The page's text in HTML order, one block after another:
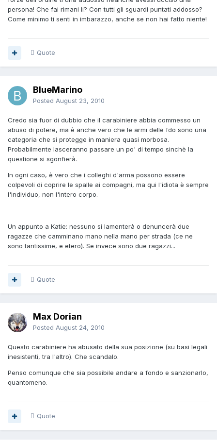
persona! Che fai rimani li? Con tutti gli sguardi puntati addosso?
Come minimo ti senti in imbarazzo, anche se non hai fatto niente!
Quote
BlueMarino
Posted August 23, 2010
Credo sia fuor di dubbio che il carabiniere abbia commesso un
abuso di potere, ma è anche vero che le armi delle fdo sono una
categoria che si protegge in maniera quasi morbosa.
Probabilmente lasceranno passare un po' di tempo sinchè la
questione si sgonfierà.
In ogni caso, è vero che i colleghi d'arma possono essere
colpevoli di coprire le spalle ai compagni, ma qui l'idiota è sempre
l'individuo, non l'intero corpo.
Un appunto a Katie: nessuno si lamenterà o denuncerà due
ragazze che camminano mano nella mano per strada (ce ne
sono tantissime, e etero). Se invece sono due ragazzi...
Quote
Max Dorian
Posted August 24, 2010
Questo carabiniere ha abusato della sua posizione (su basi legali
inesistenti, tra l'altro). Che scandalo.
Penso comunque che sia possibile andare a fondo e sanzionarlo,
quantomeno.
Quote